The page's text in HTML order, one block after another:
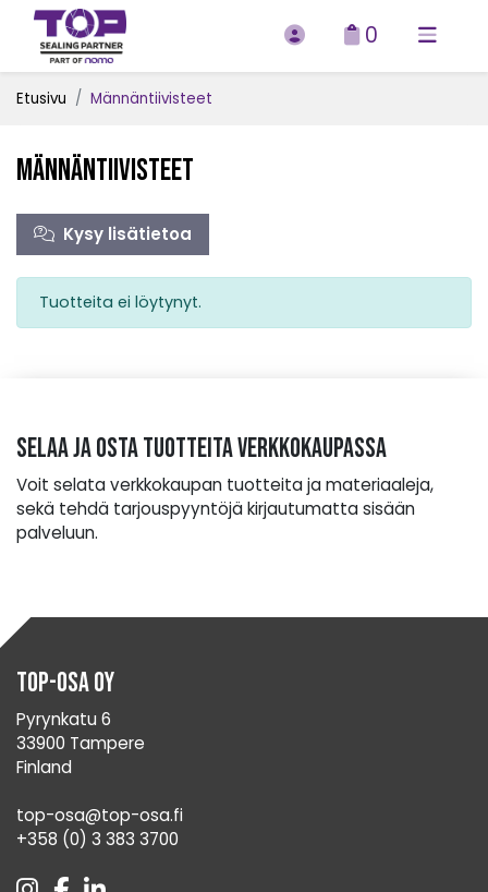
0
Etusivu Männäntiivisteet
Männäntiivisteet
Kysy lisätietoa
Tuotteita ei löytynyt.
Selaa ja osta tuotteita verkkokaupassa
Voit selata verkkokaupan tuotteita ja materiaaleja,
sekä tehdä tarjouspyyntöjä kirjautumatta sisään
palveluun.
Top-Osa Oy
Pyrynkatu 6
33900 Tampere
Finland
top-osa@top-osa.fi
+358 (0) 3 383 3700